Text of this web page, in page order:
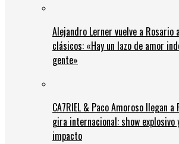
Alejandro Lerner vuelve a
clásicos: «Hay un lazo de amor
gente»
CA7RIEL & Paco Amoroso llegan
gira internacional: show
impacto